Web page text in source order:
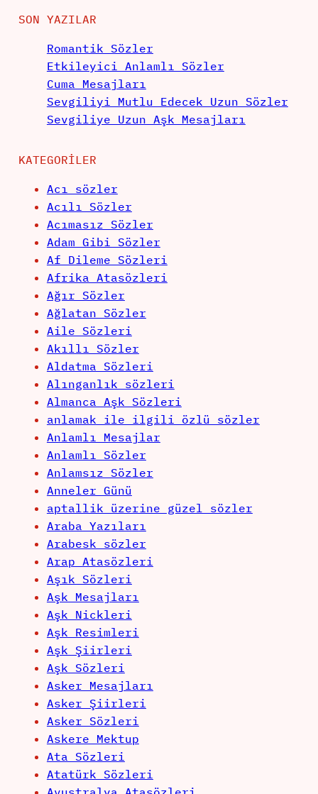
SON YAZILAR
Romantik Sözler
Etkileyici Anlamlı Sözler
Cuma Mesajları
Sevgiliyi Mutlu Edecek Uzun Sözler
Sevgiliye Uzun Aşk Mesajları
KATEGORILER
Acı sözler
Acılı Sözler
Acımasız Sözler
Adam Gibi Sözler
Af Dileme Sözleri
Afrika Atasözleri
Ağır Sözler
Ağlatan Sözler
Aile Sözleri
Akıllı Sözler
Aldatma Sözleri
Alınganlık sözleri
Almanca Aşk Sözleri
anlamak ile ilgili özlü sözler
Anlamlı Mesajlar
Anlamlı Sözler
Anlamsız Sözler
Anneler Günü
aptallik üzerine güzel sözler
Araba Yazıları
Arabesk sözler
Arap Atasözleri
Aşık Sözleri
Aşk Mesajları
Aşk Nickleri
Aşk Resimleri
Aşk Şiirleri
Aşk Sözleri
Asker Mesajları
Asker Şiirleri
Asker Sözleri
Askere Mektup
Ata Sözleri
Atatürk Sözleri